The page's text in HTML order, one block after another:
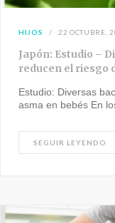
HIJOS 22 OCTUBRE,
Japón: Estudio –
reducen el riesgo
Estudio: Diversas
asma en bebés En
SEGUIR LEYENDO